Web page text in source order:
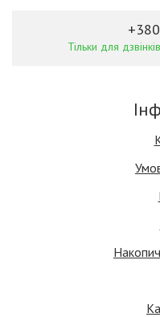
Тільки для